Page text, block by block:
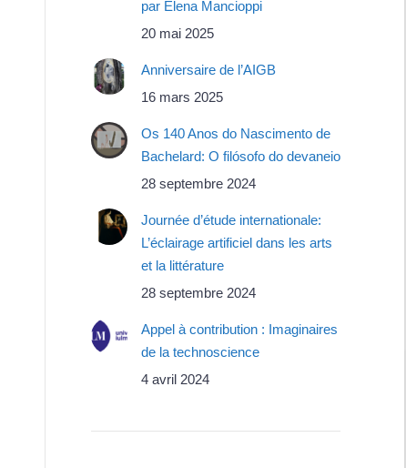
par Elena Mancioppi
20 mai 2025
Anniversaire de l’AIGB
16 mars 2025
Os 140 Anos do Nascimento de
Bachelard: O filósofo do devaneio
28 septembre 2024
Journée d’étude internationale:
L’éclairage artificiel dans les arts
et la littérature
28 septembre 2024
Appel à contribution : Imaginaires
de la technoscience
4 avril 2024